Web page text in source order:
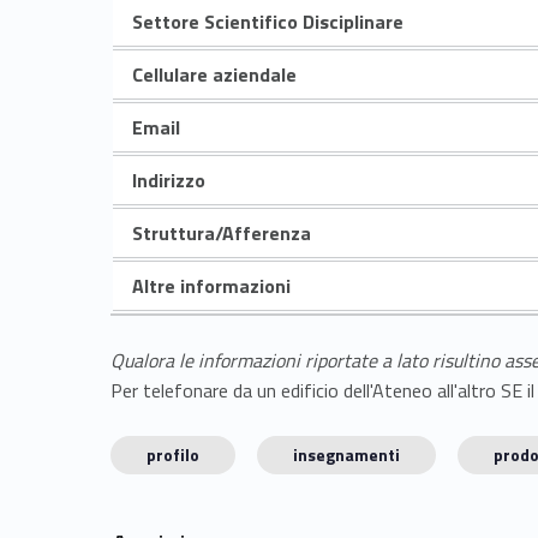
Settore Scientifico Disciplinare
Cellulare aziendale
Email
Indirizzo
Struttura/Afferenza
Altre informazioni
Qualora le informazioni riportate a lato risultino
Per telefonare da un edificio dell'Ateneo all'altro
profilo insegnamenti